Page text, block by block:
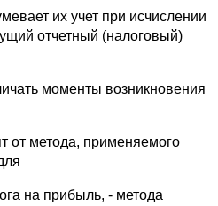
их учет при исчислении
отчетный (налоговый)
моменты возникновения
от метода, применяемого
на прибыль, - метода